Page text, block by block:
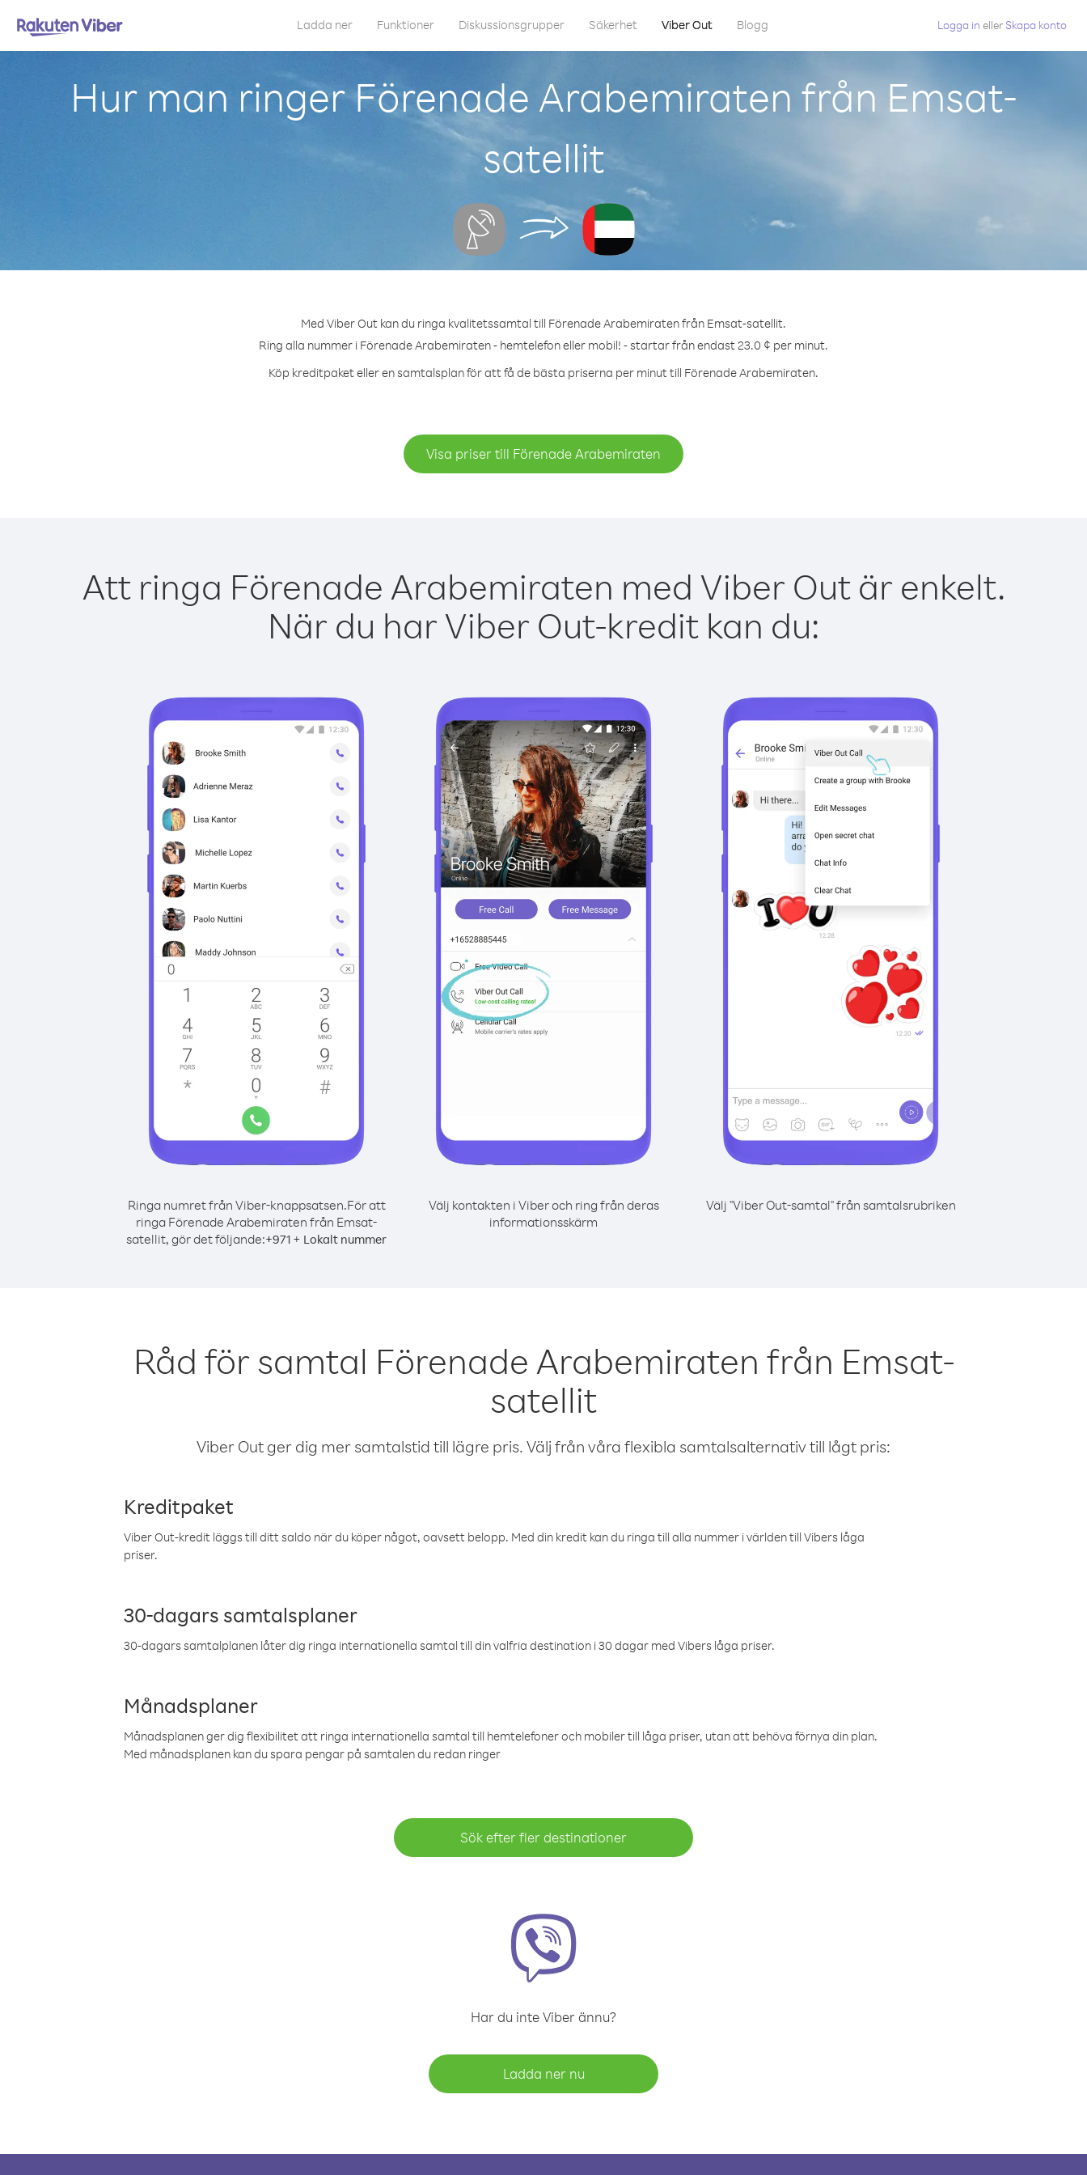
Ladda ner Funktioner Diskussionsgrupper Säkerhet Viber Out Blogg Logga in eller Skapa konto
Hur man ringer Förenade Arabemiraten från Emsat-
satellit
Med Viber Out kan du ringa kvalitetssamtal till Förenade Arabemiraten från Emsat-satellit.
Ring alla nummer i Förenade Arabemiraten - hemtelefon eller mobil! - startar från endast 23.0 ¢ per minut.
Köp kreditpaket eller en samtalsplan för att få de bästa priserna per minut till Förenade Arabemiraten.
Visa priser till Förenade Arabemiraten
Att ringa Förenade Arabemiraten med Viber Out är enkelt.
När du har Viber Out-kredit kan du:
Ringa numret från Viber-knappsatsen.För att
ringa Förenade Arabemiraten från Emsat-
satellit, gör det följande:+971 + Lokalt nummer
Välj kontakten i Viber och ring från deras
informationsskärm
Välj "Viber Out-samtal" från samtalsrubriken
Råd för samtal Förenade Arabemiraten från Emsat-
satellit
Viber Out ger dig mer samtalstid till lägre pris. Välj från våra flexibla samtalsalternativ till lågt pris:
Kreditpaket
Viber Out-kredit läggs till ditt saldo när du köper något, oavsett belopp. Med din kredit kan du ringa till alla nummer i världen till Vibers låga
priser.
30-dagars samtalsplaner
30-dagars samtalplanen låter dig ringa internationella samtal till din valfria destination i 30 dagar med Vibers låga priser.
Månadsplaner
Månadsplanen ger dig flexibilitet att ringa internationella samtal till hemtelefoner och mobiler till låga priser, utan att behöva förnya din plan.
Med månadsplanen kan du spara pengar på samtalen du redan ringer
Sök efter fler destinationer
Har du inte Viber ännu?
Ladda ner nu